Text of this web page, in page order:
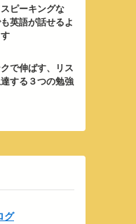
ピーキングな
英語が話せるよ
で伸ばす、リス
する３つの勉強
グ